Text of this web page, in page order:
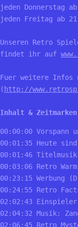
jeden Donnerstag
jeden Freitag ab 21
Unseren Retro
findet ihr auf
Fuer weitere Infos
(http://
Inhalt &
00:00:00 Vorspann
00:01:35 Heute
00:01:46 Titelmusik
00:03:06 Retro
00:23:15 Werbung
00:24:55 Retro
02:02:43
02:04:32 Musik:
02:06:45 Retro